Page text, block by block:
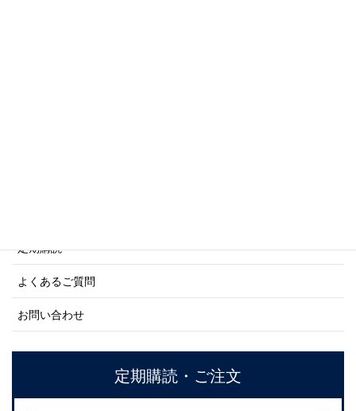
定期購読
よくあるご質問
お問い合わせ
定期購読・ご注文